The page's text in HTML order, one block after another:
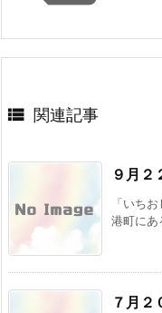
 関連記事
９月２
「いち
港町に
７月２